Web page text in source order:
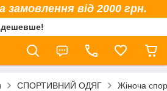
замовлення від 2000 грн.
дешевше!
СПОРТИВНИЙ ОДЯГ Жіноча